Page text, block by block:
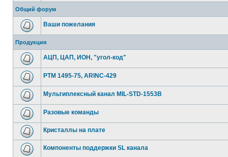
Общий форум
Ваши пожелания
Продукция
АЦП, ЦАП, ИОН, "угол-код"
РТМ 1495-75, ARINC-429
Мультиплексный канал MIL-STD-1553B
Разовые команды
Кристаллы на плате
Компоненты поддержки SL канала